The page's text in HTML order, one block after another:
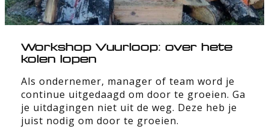
Workshop Vuurloop: over hete
kolen lopen
Als ondernemer, manager of team word je
continue uitgedaagd om door te groeien. Ga
je uitdagingen niet uit de weg. Deze heb je
juist nodig om door te groeien.